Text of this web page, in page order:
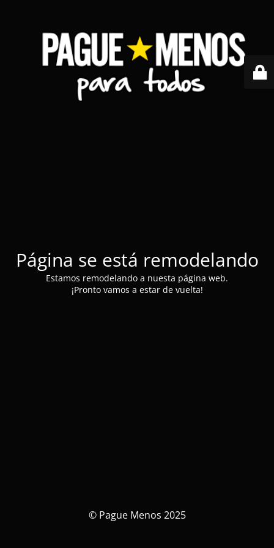
Página se está remodelando
Estamos remodelando a nuesta página web.
¡Pronto vamos a estar de vuelta!
© Pague Menos 2025